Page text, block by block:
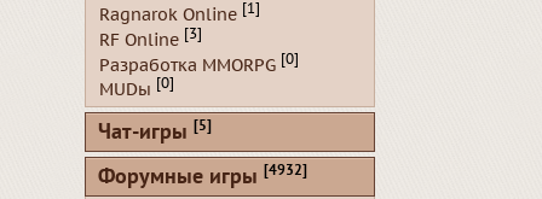
Ragnarok Online [1]
RF Online [3]
Разработка MMORPG [0]
MUDы [0]
Чат-игры [5]
Форумные игры [4932]